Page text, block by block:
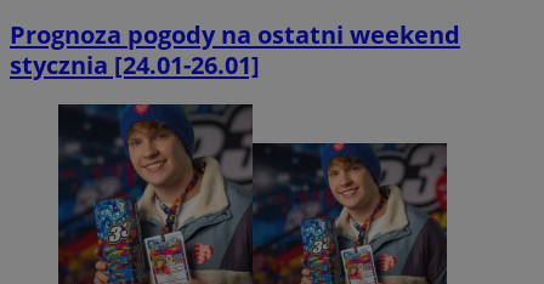
Prognoza pogody na ostatni weekend
stycznia [24.01-26.01]